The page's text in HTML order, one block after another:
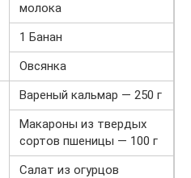
молока
1 Банан
Овсянка
Вареный кальмар — 250 г
Макароны из твердых
сортов пшеницы — 100 г
Салат из огурцов